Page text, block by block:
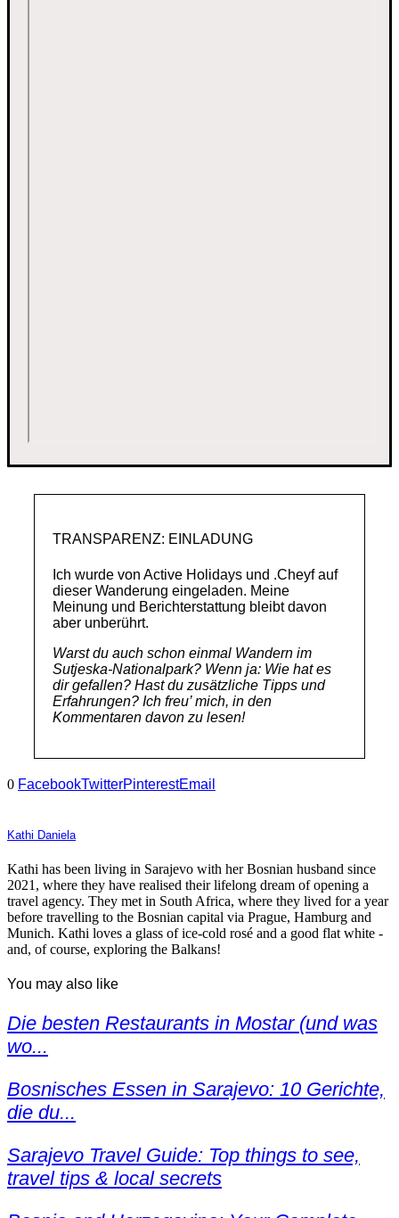
TRANSPARENZ: EINLADUNG
Ich wurde von Active Holidays und .Cheyf auf
dieser Wanderung eingeladen. Meine
Meinung und Berichterstattung bleibt davon
aber unberührt.
Warst du auch schon einmal Wandern im
Sutjeska-Nationalpark? Wenn ja: Wie hat es
dir gefallen? Hast du zusätzliche Tipps und
Erfahrungen? Ich freu’ mich, in den
Kommentaren davon zu lesen!
0 FacebookTwitterPinterestEmail
Kathi Daniela
Kathi has been living in Sarajevo with her Bosnian husband since
2021, where they have realised their lifelong dream of opening a
travel agency. They met in South Africa, where they lived for a year
before travelling to the Bosnian capital via Prague, Hamburg and
Munich. Kathi loves a glass of ice-cold rosé and a good flat white -
and, of course, exploring the Balkans!
You may also like
Die besten Restaurants in Mostar (und was
wo...
Bosnisches Essen in Sarajevo: 10 Gerichte,
die du...
Sarajevo Travel Guide: Top things to see,
travel tips & local secrets